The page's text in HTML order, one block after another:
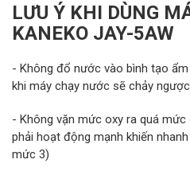
LƯU Ý KHI DÙNG
KANEKO JAY-5AW
- Không đổ nước vào bình tạo
khi máy chạy nước sẽ chảy
- Không vặn mức oxy ra quá
phải hoạt động mạnh khiến
mức 3)